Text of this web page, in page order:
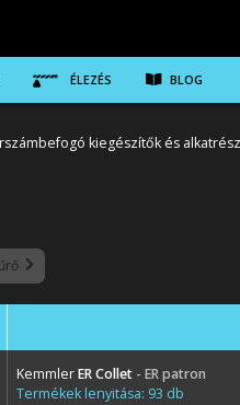
ÉLEZÉS BLOG
kiegészítők és
KemmlerER Collet - ER patron
Termékek lenyitása: 93 db